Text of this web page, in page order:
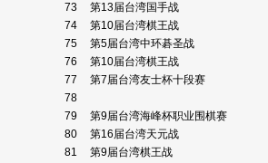
73
第13届台湾国手战
74
第10届台湾棋王战
75
第5届台湾中环碁圣战
76
第10届台湾棋王战
77
第7届台湾友士杯十段赛
78
79
第9届台湾海峰杯职业围棋赛
80
第16届台湾天元战
81
第9届台湾棋王战